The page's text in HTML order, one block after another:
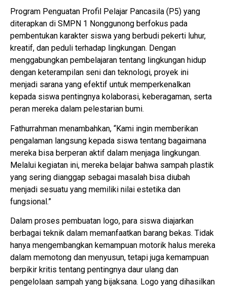
Program Penguatan Profil Pelajar Pancasila (P5) yang
diterapkan di SMPN 1 Nonggunong berfokus pada
pembentukan karakter siswa yang berbudi pekerti luhur,
kreatif, dan peduli terhadap lingkungan. Dengan
menggabungkan pembelajaran tentang lingkungan hidup
dengan keterampilan seni dan teknologi, proyek ini
menjadi sarana yang efektif untuk memperkenalkan
kepada siswa pentingnya kolaborasi, keberagaman, serta
peran mereka dalam pelestarian bumi.
Fathurrahman menambahkan, “Kami ingin memberikan
pengalaman langsung kepada siswa tentang bagaimana
mereka bisa berperan aktif dalam menjaga lingkungan.
Melalui kegiatan ini, mereka belajar bahwa sampah plastik
yang sering dianggap sebagai masalah bisa diubah
menjadi sesuatu yang memiliki nilai estetika dan
fungsional.”
Dalam proses pembuatan logo, para siswa diajarkan
berbagai teknik dalam memanfaatkan barang bekas. Tidak
hanya mengembangkan kemampuan motorik halus mereka
dalam memotong dan menyusun, tetapi juga kemampuan
berpikir kritis tentang pentingnya daur ulang dan
pengelolaan sampah yang bijaksana. Logo yang dihasilkan